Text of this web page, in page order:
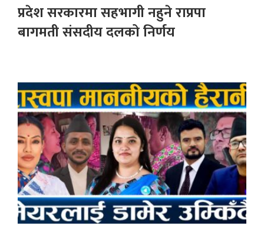
प्रदेश सरकारमा सहभागी नहुने राप्रपा
बागमती संसदीय दलको निर्णय